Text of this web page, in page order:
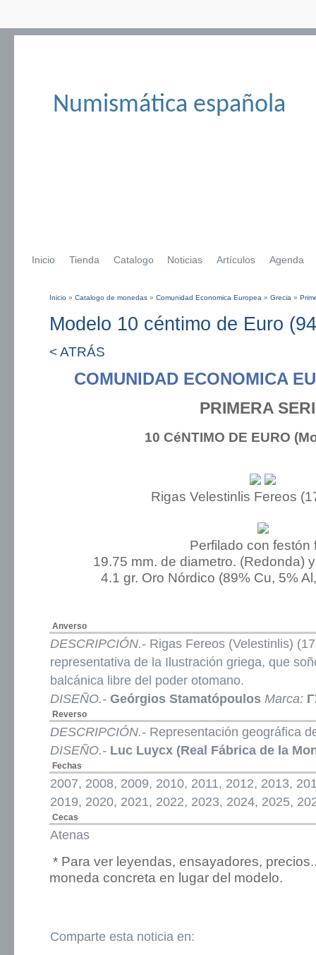
Numismática española
Inicio Tienda Catalogo Noticias Artículos Agenda
Inicio » Catalogo de monedas » Comunidad Economica Europea » Grecia »
Modelo 10 céntimo de Euro
< ATRÁS
COMUNIDAD ECONOMICA
PRIMERA
10 CéNTIMO DE EURO
Rigas Velestinlis Fereos
Perfilado con festón
19.75 mm. de diametro. (Redonda)
4.1 gr. Oro Nórdico (89% Cu, 5%
Anverso
DESCRIPCIÓN.- Rigas Fereos (Velestinlis)
representativa de la Ilustración griega, que
balcánica libre del poder otomano.
DISEÑO.- Geórgios Stamatópoulos Marca:
Reverso
DESCRIPCIÓN.- Representación geográfica
DISEÑO.- Luc Luycx (Real Fábrica de la
Fechas
2007, 2008, 2009, 2010, 2011, 2012, 2013,
2019, 2020, 2021, 2022, 2023, 2024, 2025,
Cecas
Atenas
* Para ver leyendas, ensayadores,
moneda concreta en lugar del modelo.
Comparte esta noticia en: